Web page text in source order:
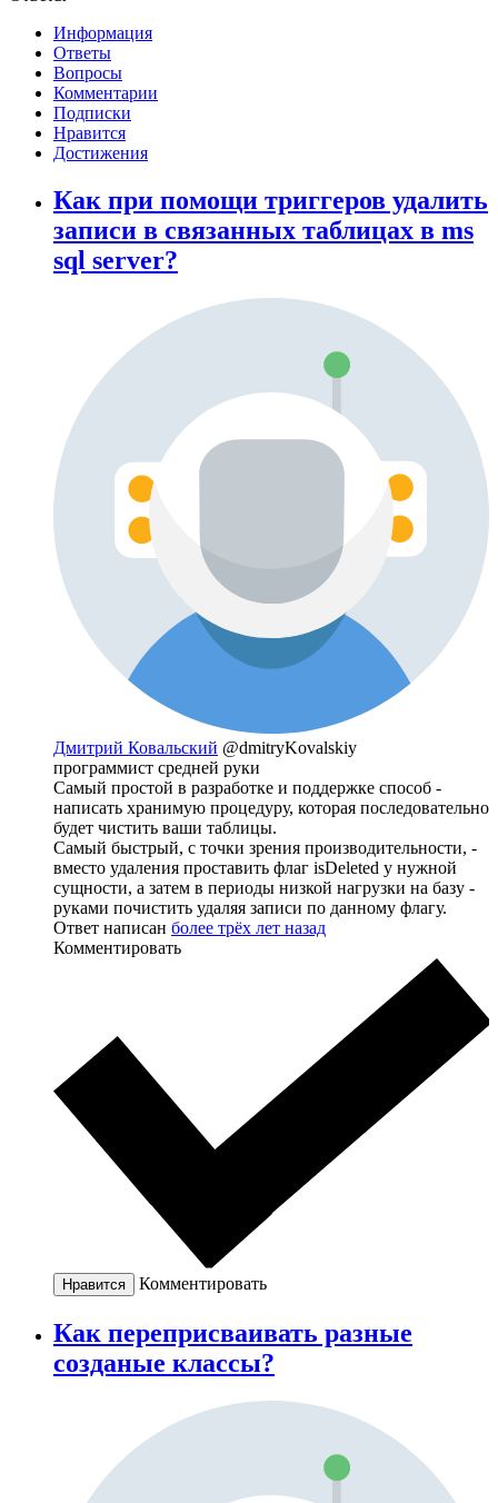
Информация
Ответы
Вопросы
Комментарии
Подписки
Нравится
Достижения
Как при помощи триггеров удалить
записи в связанных таблицах в ms
sql server?
Дмитрий Ковальский @dmitryKovalskiy
программист средней руки
Самый простой в разработке и поддержке способ -
написать хранимую процедуру, которая последовательно
будет чистить ваши таблицы.
Самый быстрый, с точки зрения производительности, -
вместо удаления проставить флаг isDeleted у нужной
сущности, а затем в периоды низкой нагрузки на базу -
руками почистить удаляя записи по данному флагу.
Ответ написан более трёх лет назад
Комментировать
Нравится Комментировать
Как переприсваивать разные
созданые классы?